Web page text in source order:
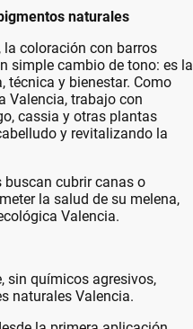
naturales
, la coloración con barros
simple cambio de tono: es la
técnica y bienestar. Como
Valencia, trabajo con
cassia y otras plantas
y revitalizando la
buscan cubrir canas o
la salud de su melena,
Valencia.
sin químicos agresivos,
naturales Valencia.